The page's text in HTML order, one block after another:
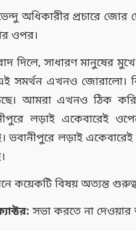
অধিকারীর প্রচারে জোর
ওপর।
দিলে, সাধারণ মানুষের
সমর্থন এখনও জোরালো।
আমরা এখনও ঠিক
লড়াই একেবারেই
ভবানীপুরে লড়াই
কয়েকটি বিষয় অত্যন্ত
সভা করতে না